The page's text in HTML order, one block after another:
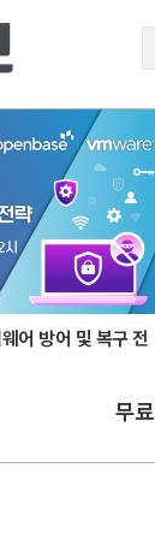
어 방어 및 복구 전
무료